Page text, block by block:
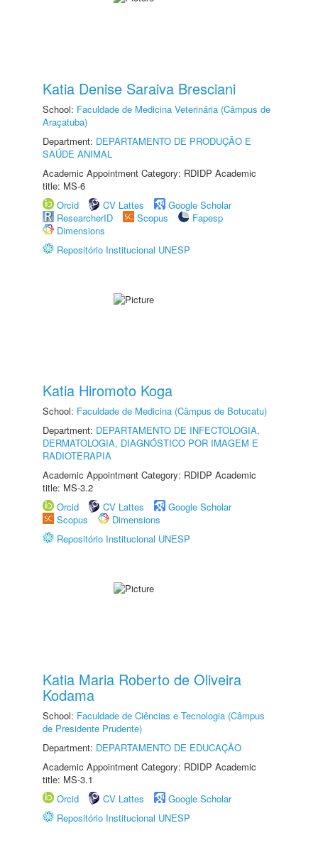
Katia Denise Saraiva Bresciani
School: Faculdade de Medicina Veterinária (Câmpus de
Araçatuba)
Department: DEPARTAMENTO DE PRODUÇÃO E
SAÚDE ANIMAL
Academic Appointment Category: RDIDP Academic
title: MS-6
Orcid
CV Lattes
Google Scholar
ResearcherID
Scopus
Fapesp
Dimensions
Repositório Institucional UNESP
Katia Hiromoto Koga
School: Faculdade de Medicina (Câmpus de Botucatu)
Department: DEPARTAMENTO DE INFECTOLOGIA,
DERMATOLOGIA, DIAGNÓSTICO POR IMAGEM E
RADIOTERAPIA
Academic Appointment Category: RDIDP Academic
title: MS-3.2
Orcid
CV Lattes
Google Scholar
Scopus
Dimensions
Repositório Institucional UNESP
Katia Maria Roberto de Oliveira
Kodama
School: Faculdade de Ciências e Tecnologia (Câmpus
de Presidente Prudente)
Department: DEPARTAMENTO DE EDUCAÇÃO
Academic Appointment Category: RDIDP Academic
title: MS-3.1
Orcid
CV Lattes
Google Scholar
Repositório Institucional UNESP